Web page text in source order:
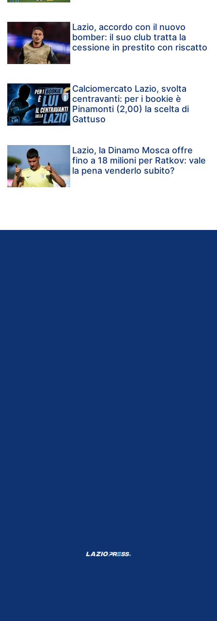
Lazio, accordo con il nuovo
bomber: il suo club tratta la
cessione in prestito con riscatto
Calciomercato Lazio, svolta
centravanti: per i bookie è
Pinamonti (2,00) la scelta di
Gattuso
Lazio, la Dinamo Mosca offre
fino a 18 milioni per Ratkov: vale
la pena venderlo subito?